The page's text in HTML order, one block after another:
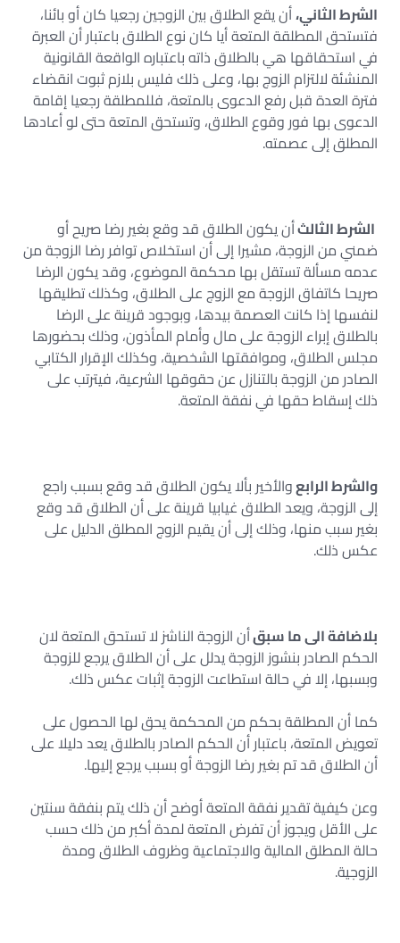
الشرط الثاني،أن يقع الطلاق بين الزوجين رجعيا كان أو بائنا،
فتستحق المطلقة المتعة أيا كان نوع الطلاق باعتبار أن العبرة
في استحقاقها هي بالطلاق ذاته باعتباره الواقعة القانونية
المنشئة لالتزام الزوج بها، وعلى ذلك فليس بلازم ثبوت انقضاء
فترة العدة قبل رفع الدعوى بالمتعة، فللمطلقة رجعيا إقامة
الدعوى بها فور وقوع الطلاق، وتستحق المتعة حتى لو أعادها
المطلق إلى عصمته.
الشرط الثالثأن يكون الطلاق قد وقع بغير رضا صريح أو
ضمني من الزوجة، مشيرا إلى أن استخلاص توافر رضا الزوجة من
عدمه مسألة تستقل بها محكمة الموضوع، وقد يكون الرضا
صريحا كاتفاق الزوجة مع الزوج على الطلاق، وكذلك تطليقها
لنفسها إذا كانت العصمة بيدها، وبوجود قرينة على الرضا
بالطلاق إبراء الزوجة على مال وأمام المأذون، وذلك بحضورها
مجلس الطلاق، وموافقتها الشخصية، وكذلك الإقرار الكتابي
الصادر من الزوجة بالتنازل عن حقوقها الشرعية، فيترتب على
ذلك إسقاط حقها في نفقة المتعة.
والشرط الرابعوالأخير بألا يكون الطلاق قد وقع بسبب راجع
إلى الزوجة، ويعد الطلاق غيابيا قرينة على أن الطلاق قد وقع
بغير سبب منها، وذلك إلى أن يقيم الزوج المطلق الدليل على
عكس ذلك.
بلاضافة الى ما سبقأن الزوجة الناشز لا تستحق المتعة لان
الحكم الصادر بنشوز الزوجة يدلل على أن الطلاق يرجع للزوجة
وبسبها، إلا في حالة استطاعت الزوجة إثبات عكس ذلك.
كما أن المطلقة بحكم من المحكمة يحق لها الحصول على
تعويض المتعة، باعتبار أن الحكم الصادر بالطلاق يعد دليلا على
أن الطلاق قد تم بغير رضا الزوجة أو بسبب يرجع إليها.
وعن كيفية تقدير نفقة المتعة أوضح أن ذلك يتم بنفقة سنتين
على الأقل ويجوز أن تفرض المتعة لمدة أكبر من ذلك حسب
حالة المطلق المالية والاجتماعية وظروف الطلاق ومدة
الزوجية.